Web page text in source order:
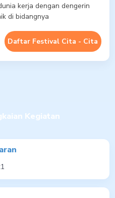
kerja dengan dengerin
di bidangnya
Daftar Festival Cita - Cita
Kegiatan